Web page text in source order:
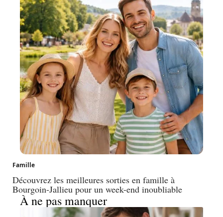
Famille
Découvrez les meilleures sorties en famille à
Bourgoin-Jallieu pour un week-end inoubliable
À ne pas manquer